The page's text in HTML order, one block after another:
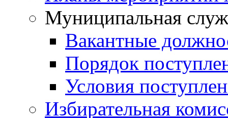
Муниципальная
Вакантные
Порядок
Условия
Избирательная